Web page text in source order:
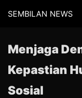
SEMBILAN NEWS
Menjaga
Kepastian
Sosial